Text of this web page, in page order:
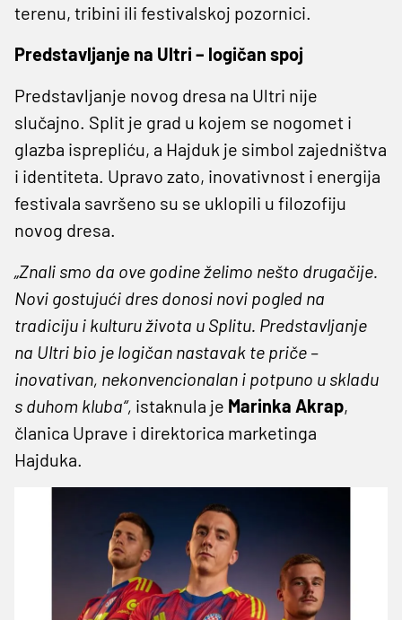
terenu, tribini ili festivalskoj pozornici.
Predstavljanje na Ultri – logičan spoj
Predstavljanje novog dresa na Ultri nije
slučajno. Split je grad u kojem se nogomet i
glazba isprepliću, a Hajduk je simbol zajedništva
i identiteta. Upravo zato, inovativnost i energija
festivala savršeno su se uklopili u filozofiju
novog dresa.
„Znali smo da ove godine želimo nešto drugačije.
Novi gostujući dres donosi novi pogled na
tradiciju i kulturu života u Splitu. Predstavljanje
na Ultri bio je logičan nastavak te priče –
inovativan, nekonvencionalan i potpuno u skladu
s duhom kluba“, istaknula je Marinka Akrap,
članica Uprave i direktorica marketinga
Hajduka.